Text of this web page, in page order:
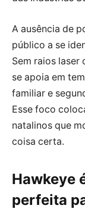
A ausência de
público a se
Sem raios laser
se apoia em
familiar e
Esse foco
natalinos que
coisa certa.
Hawkeye
perfeita